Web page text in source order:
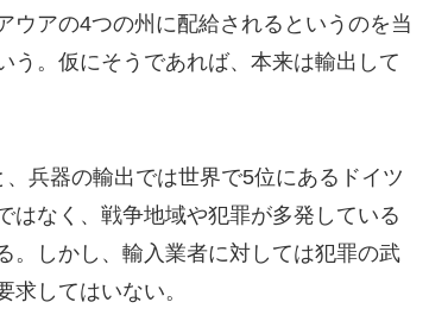
ウアの4つの州に配給されるというのを当
う。仮にそうであれば、本来は輸出して
兵器の輸出では世界で5位にあるドイツ
はなく、戦争地域や犯罪が多発している
。しかし、輸入業者に対しては犯罪の武
してはいない。